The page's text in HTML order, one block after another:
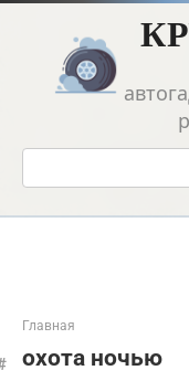
Перейти
контенту
Поиск:
Главная
охота ночью